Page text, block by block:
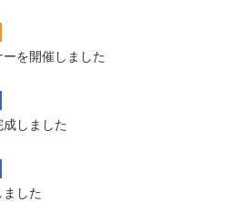
を開催しました
しました
した